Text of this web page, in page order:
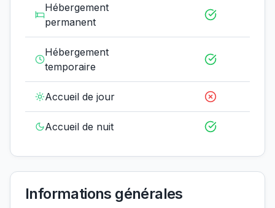
Hébergement
permanent
Hébergement
temporaire
Accueil de jour
Accueil de nuit
Informations générales